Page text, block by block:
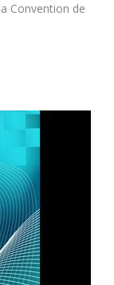
Convention de